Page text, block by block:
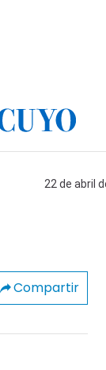
22 de abril
Compartir